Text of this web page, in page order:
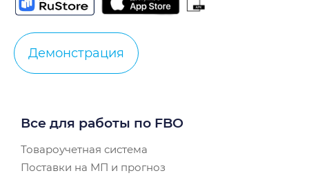
Демонстрация
Все для работы по FBO
Товароучетная система
Поставки на МП и прогноз